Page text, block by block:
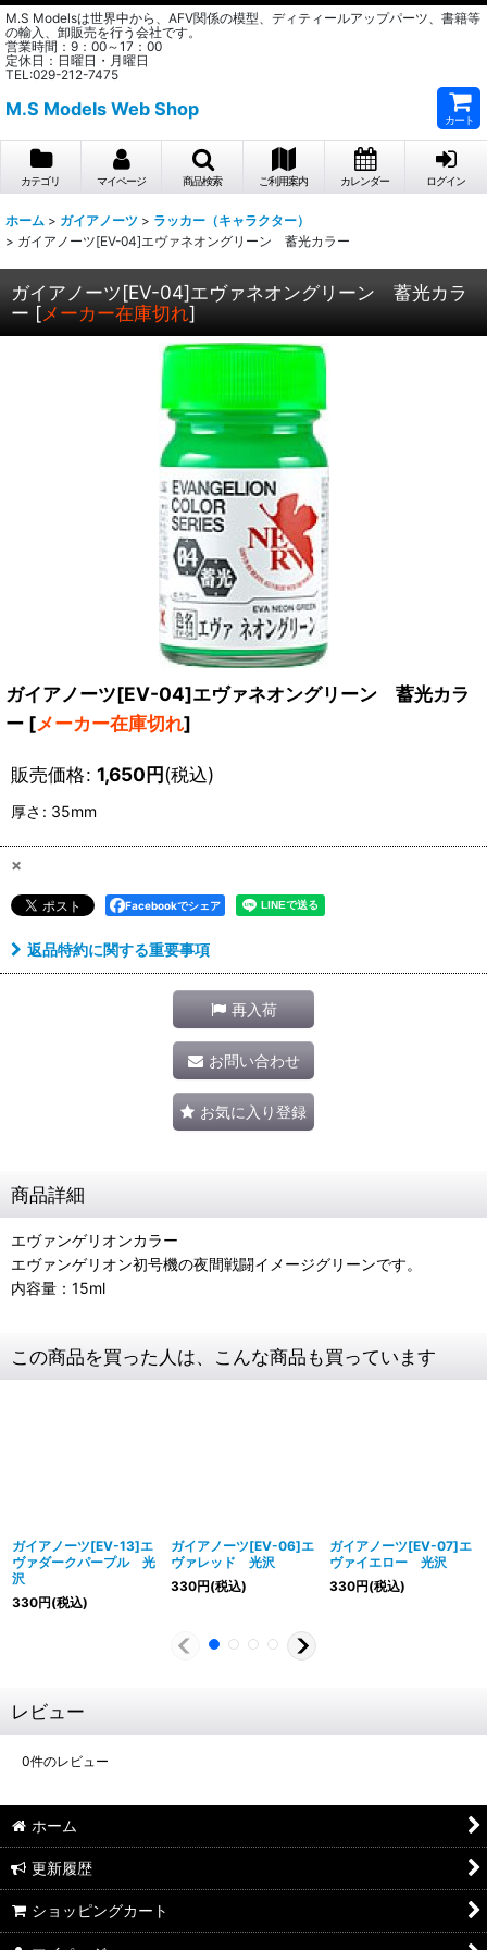
M.S Modelsは世界中から、AFV関係の模型、ディティールアップパーツ、書籍等
の輸入、卸販売を行う会社です。
営業時間：9：00～17：00
定休日：日曜日・月曜日
TEL:029-212-7475
M.S Models Web Shop
カート
カテゴリ マイページ 商品検索 ご利用案内 カレンダー ログイン
ホーム > ガイアノーツ > ラッカー（キャラクター）
> ガイアノーツ[EV-04]エヴァネオングリーン 蓄光カラー
ガイアノーツ[EV-04]エヴァネオングリーン 蓄光カラ
ー [メーカー在庫切れ]
ガイアノーツ[EV-04]エヴァネオングリーン 蓄光カラ
ー [メーカー在庫切れ]
販売価格: 1,650円(税込)
厚さ : 35mm
×
Facebookでシェア
返品特約に関する重要事項
再入荷
お問い合わせ
お気に入り登録
商品詳細
エヴァンゲリオンカラー
エヴァンゲリオン初号機の夜間戦闘イメージグリーンです。
内容量：15ml
この商品を買った人は、こんな商品も買っています
ガイアノーツ[EV-13]エ
ヴァダークパープル 光
沢
330円(税込)
ガイアノーツ[EV-06]エ
ヴァレッド 光沢
330円(税込)
ガイアノーツ[EV-07]エ
ヴァイエロー 光沢
330円(税込)
レビュー
0件のレビュー
ホーム
更新履歴
ショッピングカート